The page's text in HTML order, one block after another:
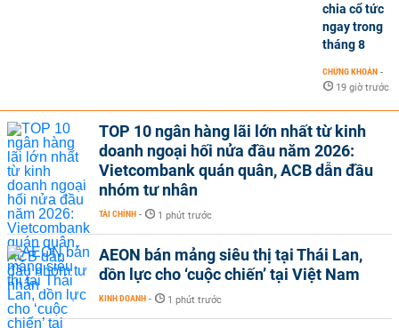
chia cổ tức
ngay trong
tháng 8
CHỨNG KHOÁN -
19 giờ trước
TOP 10 ngân hàng lãi lớn nhất từ kinh
doanh ngoại hối nửa đầu năm 2026:
Vietcombank quán quân, ACB dẫn đầu
nhóm tư nhân
TÀI CHÍNH - 1 phút trước
AEON bán mảng siêu thị tại Thái Lan,
dồn lực cho ‘cuộc chiến’ tại Việt Nam
KINH DOANH - 1 phút trước